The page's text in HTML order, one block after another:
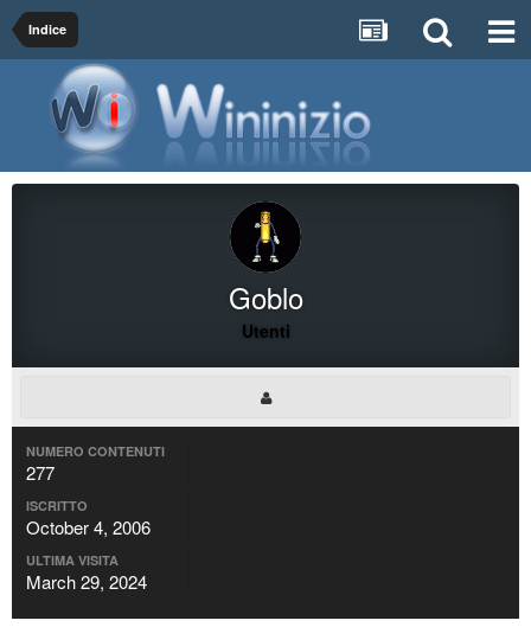
Indice
Goblo
Utenti
NUMERO CONTENUTI
277
ISCRITTO
October 4, 2006
ULTIMA VISITA
March 29, 2024